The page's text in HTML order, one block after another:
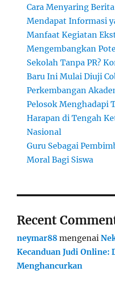
Cara Menyaring
Mendapat Informasi
Manfaat Kegiatan
Mengembangkan
Sekolah Tanpa PR?
Baru Ini Mulai Diuji
Perkembangan
Pelosok Menghadapi
Harapan di Tengah
Nasional
Guru Sebagai
Moral Bagi Siswa
Recent
neymar88 mengenai
Kecanduan Judi Online:
Menghancurkan